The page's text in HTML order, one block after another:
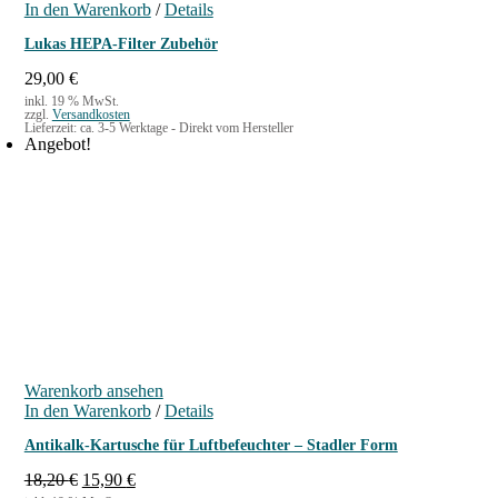
In den Warenkorb / Details
Lukas HEPA-Filter Zubehör
29,00 €
inkl. 19 % MwSt.
zzgl. Versandkosten
Lieferzeit: ca. 3-5 Werktage - Direkt vom Hersteller
Angebot!
Warenkorb ansehen
In den Warenkorb / Details
Antikalk-Kartusche für Luftbefeuchter – Stadler Form
18,20€ U
15,90 €A